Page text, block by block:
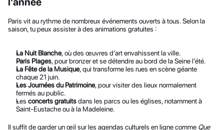
Paris vit au rythme de nombreux événements ouverts à tous. Selon la
saison, tu peux assister à des animations gratuites :
La Nuit Blanche, où des œuvres d’art envahissent la ville.
Paris Plages, pour bronzer et se détendre au bord de la Seine l’été.
La Fête de la Musique, qui transforme les rues en scène géante
chaque 21 juin.
Les Journées du Patrimoine, pour visiter des lieux normalement
fermés au public.
Les concerts gratuits dans les parcs ou les églises, notamment à
Saint-Eustache ou à la Madeleine.
Il suffit de garder un œil sur les agendas culturels en ligne comme Que